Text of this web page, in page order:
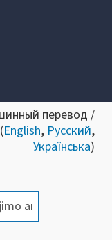
перевод /
English, Русский,
Українська)